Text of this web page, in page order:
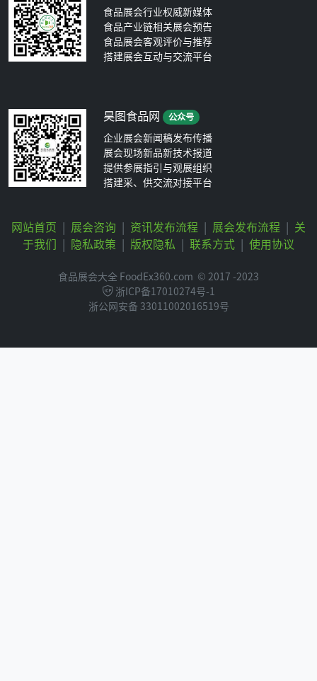
食品展会行业权威新媒体
食品产业链相关展会预告
食品展会客观评价与推荐
搭建展会互动与交流平台
昊图食品网 公众号
企业展会新闻稿发布传播
展会现场新品新技术报道
提供参展指引与观展组织
搭建采、供交流对接平台
网站首页 | 展会咨询 | 资讯发布流程 | 展会发布流程 | 关
于我们 | 隐私政策 | 版权隐私 | 联系方式 | 使用协议
食品展会大全 FoodEx360.com © 2017 -2023
浙ICP备17010274号-1
浙公网安备 33011002016519号